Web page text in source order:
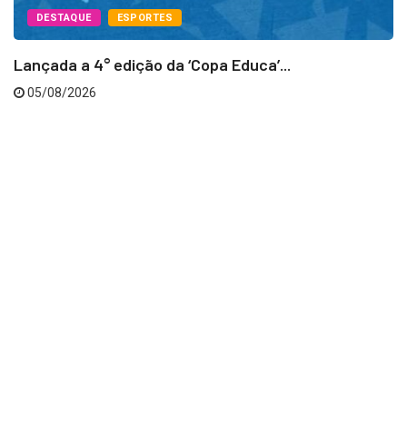
DESTAQUE ESPORTES
Lançada a 4° edição da ‘Copa Educa’...
05/08/2026